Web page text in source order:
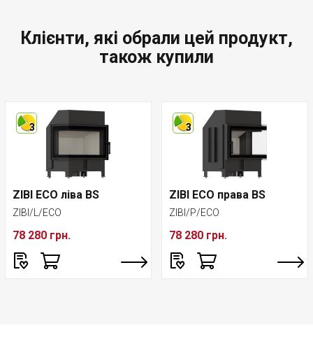
Клієнти, які обрали цей продукт,
також купили
3
ZIBI ECO ліва BS
ZIBI/L/ECO
78 280 грн.
3
ZIBI ECO права BS
ZIBI/P/ECO
78 280 грн.